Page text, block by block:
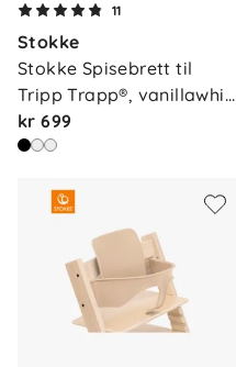
11
Stokke
Stokke Spisebrett til
Tripp Trapp®, vanillawhi…
kr 699